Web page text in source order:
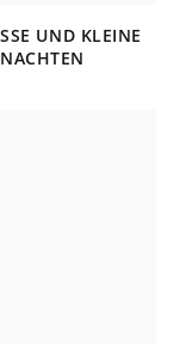
UND KLEINE K